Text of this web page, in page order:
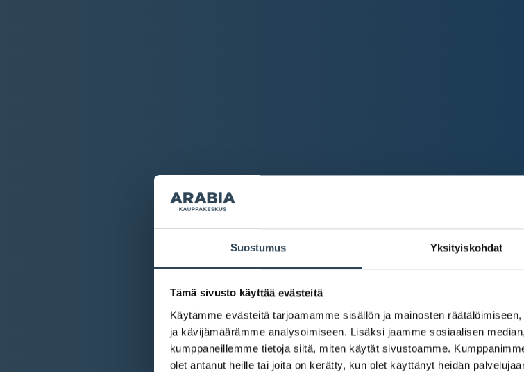
Suostumus Yksityiskohdat
Tämä sivusto käyttää evästeitä
Käytämme evästeitä tarjoamamme sisällön ja mainosten
ja kävijämäärämme analysoimiseen. Lisäksi jaamme sosiaalisen
kumppaneillemme tietoja siitä, miten käytät sivustoamme.
olet antanut heille tai joita on kerätty, kun olet käyttänyt heidän
Kauppakeskus
Intranet